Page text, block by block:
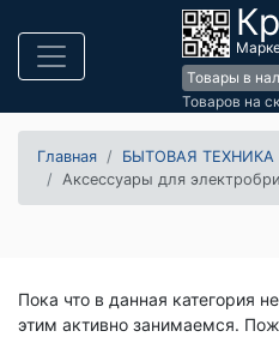
Товары в
Товаров на
Главная БЫТОВАЯ ТЕХНИКА
Аксессуары для
Пока что в данная категория
этим активно занимаемся.